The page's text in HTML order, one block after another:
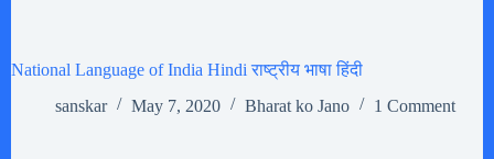
National Language of India Hindi राष्ट्रीय भाषा हिंदी
sanskar
May 7, 2020 Bharat ko Jano 1 Comment